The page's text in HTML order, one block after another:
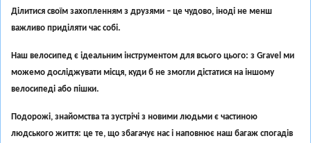
Ділитися своїм захопленням з друзями – це чудово, іноді не менш
важливо приділяти час собі.
Наш велосипед є ідеальним інструментом для всього цього: з Gravel ми
можемо досліджувати місця, куди б не змогли дістатися на іншому
велосипеді або пішки.
Подорожі, знайомства та зустрічі з новими людьми є частиною
людського життя: це те, що збагачує нас і наповнює наш багаж спогадів